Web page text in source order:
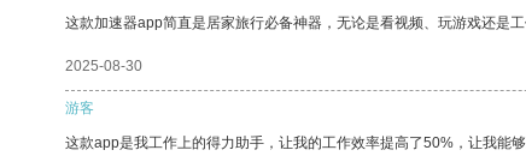
这款加速器app简直是居家旅行必备神器，无论是看视频、玩游戏还是
2025-08-30
游客
这款app是我工作上的得力助手，让我的工作效率提高了50%，让我能够